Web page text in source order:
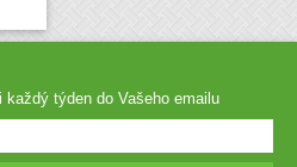
týden do Vašeho emailu